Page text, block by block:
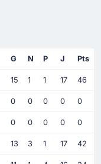
G N P J Pts
15 1 1 17 46
0 0 0 0 0
0 0 0 0 0
13 3 1 17 42